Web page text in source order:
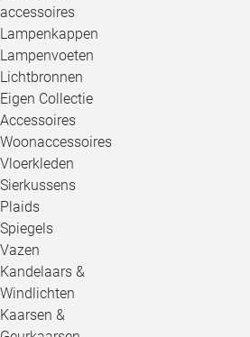
accessoires
Lampenkappen
Lampenvoeten
Lichtbronnen
Eigen Collectie
Accessoires
Woonaccessoires
Vloerkleden
Sierkussens
Plaids
Spiegels
Vazen
Kandelaars &
Windlichten
Kaarsen &